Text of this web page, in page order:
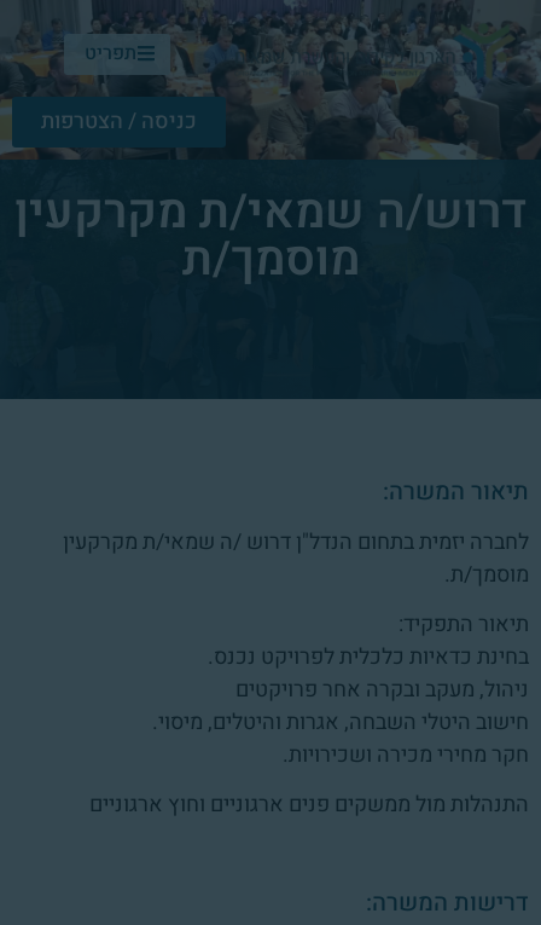
תפריט
כניסה / הצטרפות
דרוש/ה שמאי/ת מקרקעין
מוסמך/ת
תיאור המשרה:
לחברה יזמית בתחום הנדל"ן דרוש /ה שמאי/ת מקרקעין
מוסמך/ת.
תיאור התפקיד:
בחינת כדאיות כלכלית לפרויקט נכנס.
ניהול, מעקב ובקרה אחר פרויקטים
חישוב היטלי השבחה, אגרות והיטלים, מיסוי.
חקר מחירי מכירה ושכירויות.
התנהלות מול ממשקים פנים ארגוניים וחוץ ארגוניים
דרישות המשרה: